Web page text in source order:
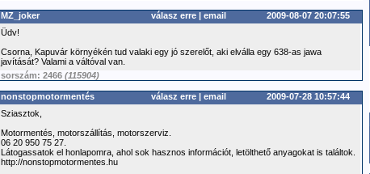
MZ_joker válasz erre | email
2009-08-07 20:07:55
Üdv!
Csorna, Kapuvár környékén tud valaki egy jó szerelőt, aki elválla egy 638-as jawa
javítását? Valami a váltóval van.
sorszám: 2466 (115904)
nonstopmotormentés válasz erre | email
2009-07-28 10:57:44
Sziasztok,
Motormentés, motorszállítás, motorszerviz.
06 20 950 75 27.
Látogassatok el honlapomra, ahol sok hasznos információt, letölthető anyagokat is találtok.
http://nonstopmotormentes.hu